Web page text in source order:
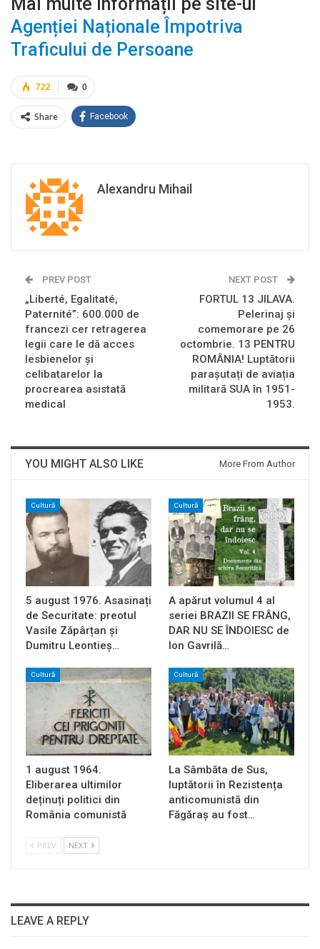
Agenției Naționale Împotriva
Traficului de Persoane
0
722
Share Facebook
Alexandru Mihail
PREV POST
„Liberté, Egalitaté,
Paternité”: 600.000 de
francezi cer retragerea
legii care le dă acces
lesbienelor și
celibatarelor la
procrearea asistată
medical
NEXT POST
FORTUL 13 JILAVA.
Pelerinaj și
comemorare pe 26
octombrie. 13 PENTRU
ROMÂNIA! Luptătorii
parașutați de aviația
militară SUA în 1951-
1953.
YOU MIGHT ALSO LIKE More From Author
Cultură
5 august 1976. Asasinați
de Securitate: preotul
Vasile Zăpârțan și
Dumitru Leontieș…
Cultură
A apărut volumul 4 al
seriei BRAZII SE FRÂNG,
DAR NU SE ÎNDOIESC de
Ion Gavrilă…
Cultură
1 august 1964.
Eliberarea ultimilor
deținuți politici din
România comunistă
Cultură
La Sâmbăta de Sus,
luptătorii în Rezistența
anticomunistă din
Făgăraș au fost…
PREV NEXT
LEAVE A REPLY